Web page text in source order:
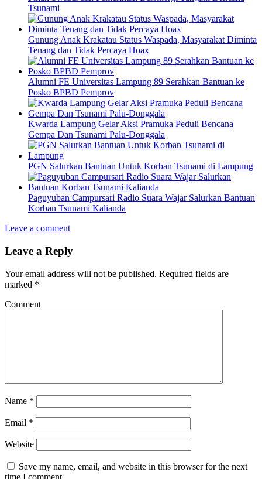
Tsunami
Gunung Anak Krakatau Status Waspada, Masyarakat Diminta
Tenang dan Tidak Percaya Hoax
Alumni FE Universitas Lampung 89 Serahkan Bantuan ke
Posko BPBD Pemprov
Kwarda Lampung Gelar Aksi Pramuka Peduli Bencana
Gempa Dan Tsunami Palu-Donggala
PGN Salurkan Bantuan Untuk Korban Tsunami di Lampung
Paguyuban Campursari Radio Suara Wajar Salurkan Bantuan
Korban Tsunami Kalianda
Leave a comment
Leave a Reply
Your email address will not be published. Required fields are
marked *
Comment
Name *
Email *
Website
Save my name, email, and website in this browser for the next
time I comment.